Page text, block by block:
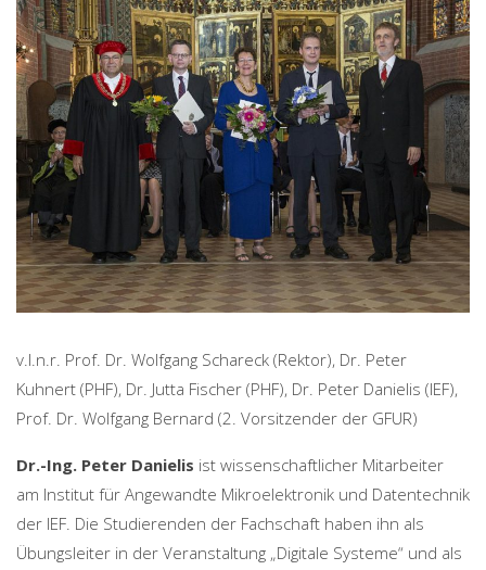
v.l.n.r. Prof. Dr. Wolfgang Schareck (Rektor), Dr. Peter
Kuhnert (PHF), Dr. Jutta Fischer (PHF), Dr. Peter Danielis (IEF),
Prof. Dr. Wolfgang Bernard (2. Vorsitzender der GFUR)
Dr.-Ing. Peter Danielis ist wissenschaftlicher Mitarbeiter
am Institut für Angewandte Mikroelektronik und Datentechnik
der IEF. Die Studierenden der Fachschaft haben ihn als
Übungsleiter in der Veranstaltung „Digitale Systeme“ und als